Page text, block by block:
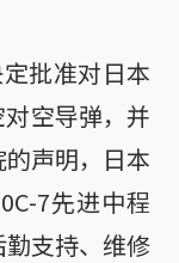
批准对日本
空导弹，并
声明，日本
7先进中程
支持、维修